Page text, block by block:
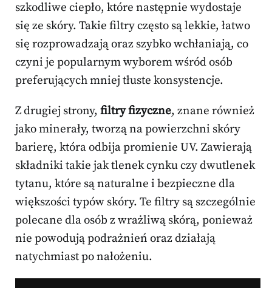
szkodliwe ciepło, które następnie wydostaje
się ze skóry. Takie filtry często są lekkie, łatwo
się rozprowadzają oraz szybko wchłaniają, co
czyni je popularnym wyborem wśród osób
preferujących mniej tłuste konsystencje.
Z drugiej strony, filtry fizyczne, znane również
jako minerały, tworzą na powierzchni skóry
barierę, która odbija promienie UV. Zawierają
składniki takie jak tlenek cynku czy dwutlenek
tytanu, które są naturalne i bezpieczne dla
większości typów skóry. Te filtry są szczególnie
polecane dla osób z wrażliwą skórą, ponieważ
nie powodują podrażnień oraz działają
natychmiast po nałożeniu.